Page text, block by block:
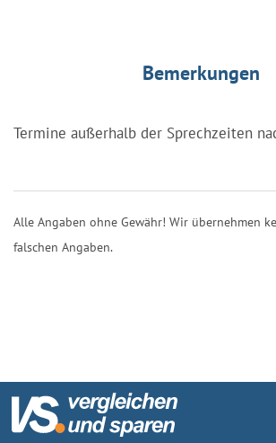
Bemerkungen
Termine außerhalb der Sprechzeiten
Alle Angaben ohne Gewähr! Wir übernehmen
falschen Angaben.